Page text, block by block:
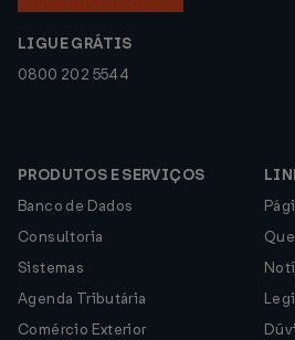
LIGUE GRÁTIS
0800 202 5544
PRODUTOS E SERVIÇOS
Banco de Dados
Consultoria
Sistemas
Agenda Tributária
Comércio Exterior